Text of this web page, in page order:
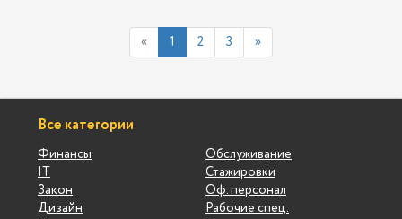
« 1 2 3 »
Все категории
Финансы
IT
Закон
Дизайн
Обслуживание
Стажировки
Оф. персонал
Рабочие спец.